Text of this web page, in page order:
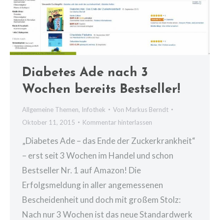
Diabetes Ade nach 3
Wochen bereits Bestseller!
Allgemeine Themen, Infothek Von Markus Berndt
Oktober 11, 2015
Kommentar hinterlassen
„Diabetes Ade – das Ende der Zuckerkrankheit“
– erst seit 3 Wochen im Handel und schon
Bestseller Nr. 1 auf Amazon! Die
Erfolgsmeldung in aller angemessenen
Bescheidenheit und doch mit großem Stolz:
Nach nur 3 Wochen ist das neue Standardwerk